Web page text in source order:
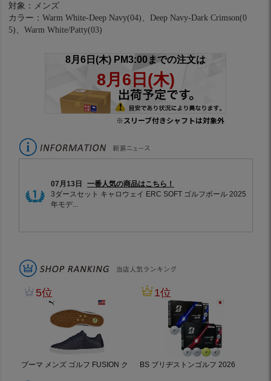
対象：メンズ
カラー：Warm White-Deep Navy(04)、Deep Navy-Dark Crimson(0
5)、Warm White/Patty(03)
※スリーブ付きシャフトは対象外